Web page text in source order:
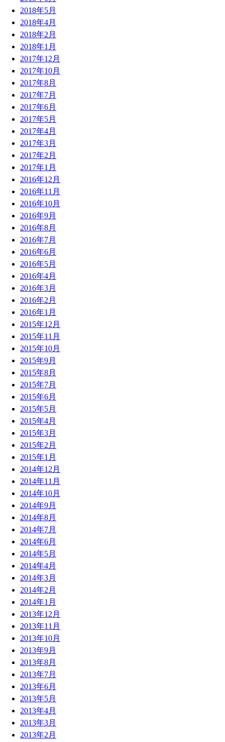
2018年5月
2018年4月
2018年2月
2018年1月
2017年12月
2017年10月
2017年8月
2017年7月
2017年6月
2017年5月
2017年4月
2017年3月
2017年2月
2017年1月
2016年12月
2016年11月
2016年10月
2016年9月
2016年8月
2016年7月
2016年6月
2016年5月
2016年4月
2016年3月
2016年2月
2016年1月
2015年12月
2015年11月
2015年10月
2015年9月
2015年8月
2015年7月
2015年6月
2015年5月
2015年4月
2015年3月
2015年2月
2015年1月
2014年12月
2014年11月
2014年10月
2014年9月
2014年8月
2014年7月
2014年6月
2014年5月
2014年4月
2014年3月
2014年2月
2014年1月
2013年12月
2013年11月
2013年10月
2013年9月
2013年8月
2013年7月
2013年6月
2013年5月
2013年4月
2013年3月
2013年2月